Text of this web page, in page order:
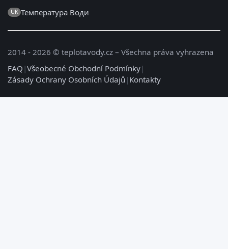
UK Температура Води
2014 - 2026 © teplotavody.cz – Všechna práva vyhrazena
FAQ |Všeobecné Obchodní Podmínky|
Zásady Ochrany Osobních Údajů | Kontakty